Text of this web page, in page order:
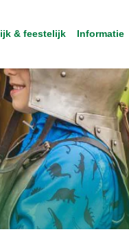
& feestelijk Informatie